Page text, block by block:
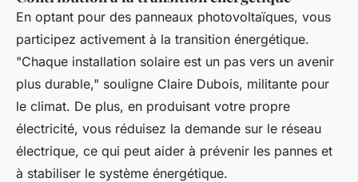
En optant pour des panneaux photovoltaïques, vous
participez activement à la transition énergétique.
"Chaque installation solaire est un pas vers un avenir
plus durable," souligne Claire Dubois, militante pour
le climat. De plus, en produisant votre propre
électricité, vous réduisez la demande sur le réseau
électrique, ce qui peut aider à prévenir les pannes et
à stabiliser le système énergétique.